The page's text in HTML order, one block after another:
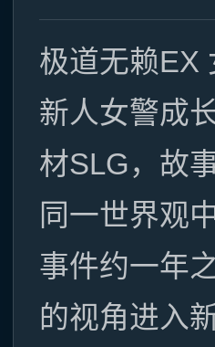
极道无赖EX
新人女警成
材SLG，故
同一世界观
事件约一年
的视角进入